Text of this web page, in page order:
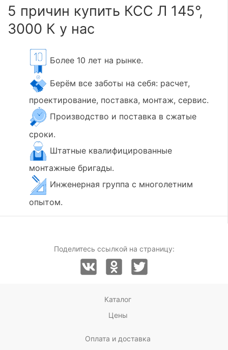
5 причин купить КСС Л 145°,
3000 К у нас
Более 10 лет на рынке.
Берём все заботы на себя: расчет,
проектирование, поставка, монтаж, сервис.
Производство и поставка в сжатые
сроки.
Штатные квалифицированные
монтажные бригады.
Инженерная группа с многолетним
опытом.
Поделитесь ссылкой на страницу:
Каталог
Цены
Оплата и доставка